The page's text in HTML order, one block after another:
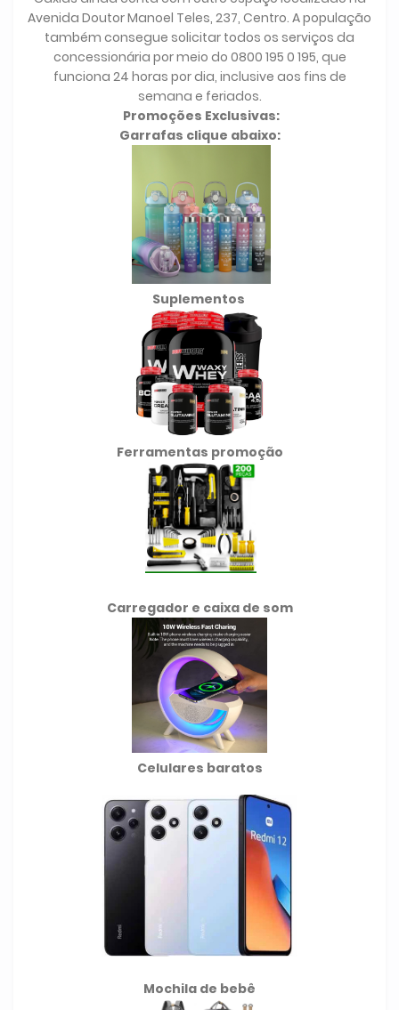
Avenida Doutor Manoel Teles, 237, Centro. A população
também consegue solicitar todos os serviços da
concessionária por meio do 0800 195 0 195, que
funciona 24 horas por dia, inclusive aos fins de
semana e feriados.
Promoções Exclusivas:
Garrafas clique abaixo:
Suplementos
Ferramentas promoção
Carregador e caixa de som
Celulares baratos
Mochila de bebê